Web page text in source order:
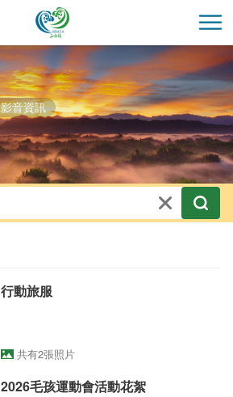
開
影音資訊
行動旅服
共有2張照片
2026毛孩運動會活動花絮